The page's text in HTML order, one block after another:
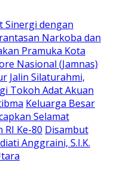
Sinergi dengan
Narkoba dan
Pramuka Kota
Nasional (Jamnas)
Jalin Silaturahmi,
Tokoh Adat Akuan
Keluarga Besar
Selamat
Ke-80 Disambut
Anggraini, S.I.K.